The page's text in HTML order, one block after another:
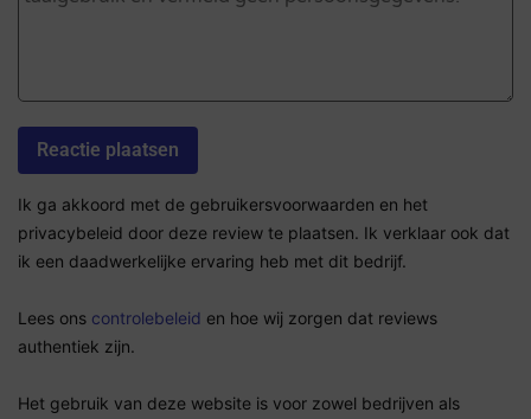
Ik ga akkoord met de gebruikersvoorwaarden en het
privacybeleid door deze review te plaatsen. Ik verklaar ook dat
ik een daadwerkelijke ervaring heb met dit bedrijf.
Lees ons controlebeleid en hoe wij zorgen dat reviews
authentiek zijn.
Het gebruik van deze website is voor zowel bedrijven als